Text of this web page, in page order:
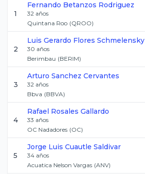
1
Fernando Betanzos Rodriguez
32 años
Quintana Roo (QROO)
2
Luis Gerardo Flores Schmelensky
30 años
Berimbau (BERIM)
3
Arturo Sanchez Cervantes
32 años
Bbva (BBVA)
4
Rafael Rosales Gallardo
33 años
OC Nadadores (OC)
5
Jorge Luis Cuautle Saldivar
34 años
Acuatica Nelson Vargas (ANV)